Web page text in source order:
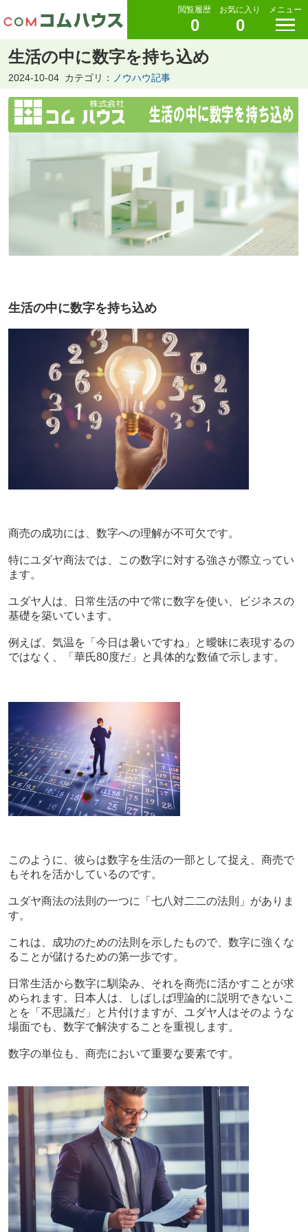
閲覧履歴
0
お気に入り
0
メニュー
生活の中に数字を持ち込め
2024-10-04 カテゴリ： ノウハウ記事
生活の中に数字を持ち込め
商売の成功には、数字への理解が不可欠です。
特にユダヤ商法では、この数字に対する強さが際立ってい
ます。
ユダヤ人は、日常生活の中で常に数字を使い、ビジネスの
基礎を築いています。
例えば、気温を「今日は暑いですね」と曖昧に表現するの
ではなく、「華氏80度だ」と具体的な数値で示します。
このように、彼らは数字を生活の一部として捉え、商売で
もそれを活かしているのです。
ユダヤ商法の法則の一つに「七八対二二の法則」がありま
す。
これは、成功のための法則を示したもので、数字に強くな
ることが儲けるための第一歩です。
日常生活から数字に馴染み、それを商売に活かすことが求
められます。日本人は、しばしば理論的に説明できないこ
とを「不思議だ」と片付けますが、ユダヤ人はそのような
場面でも、数字で解決することを重視します。
数字の単位も、商売において重要な要素です。